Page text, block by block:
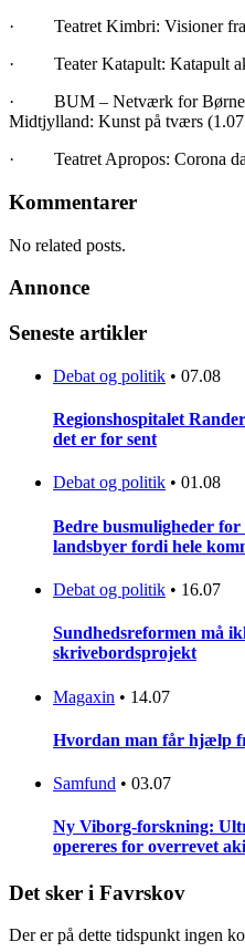
· Teatret Kimbri: Visioner fra
· Teater Katapult: Katapult
· BUM – Netværk for Børne-
Midtjylland: Kunst på tværs
· Teatret Apropos: Corona
Kommentarer
No related posts.
Annonce
Seneste artikler
Debat og politik • 07.08
Regionshospitalet
det er for sent
Debat og politik • 01.08
Bedre busmuligheder
landsbyer fordi hele
Debat og politik • 16.07
Sundhedsreformen må
skrivebordsprojekt
Magaxin • 14.07
Hvordan man får hjælp
Samfund • 03.07
Ny Viborg-forskning:
opereres for overrevet
Det sker i Favrskov
Der er på dette tidspunkt ingen